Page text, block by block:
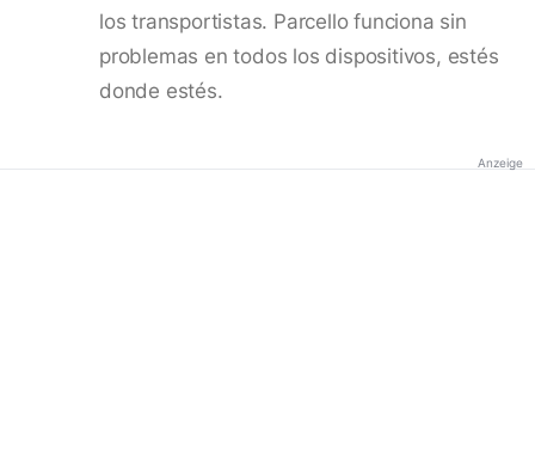
los transportistas. Parcello funciona sin
problemas en todos los dispositivos, estés
donde estés.
Anzeige